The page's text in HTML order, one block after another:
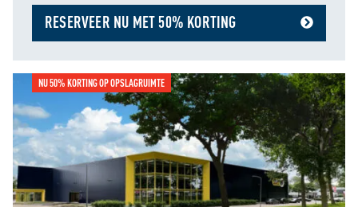
analyse zodat we ook buiten onze website een
Cookie Policy
RESERVEER NU MET 50% KORTING
NU 50% KORTING OP OPSLAGRUIMTE